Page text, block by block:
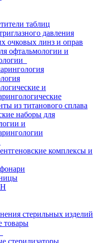
таблиц
давления
очковых линз и оправ
офтальмологии и
и
из титанового сплава
наборы для
и
комплексы и
стерильных изделий
товары
стерилизаторы